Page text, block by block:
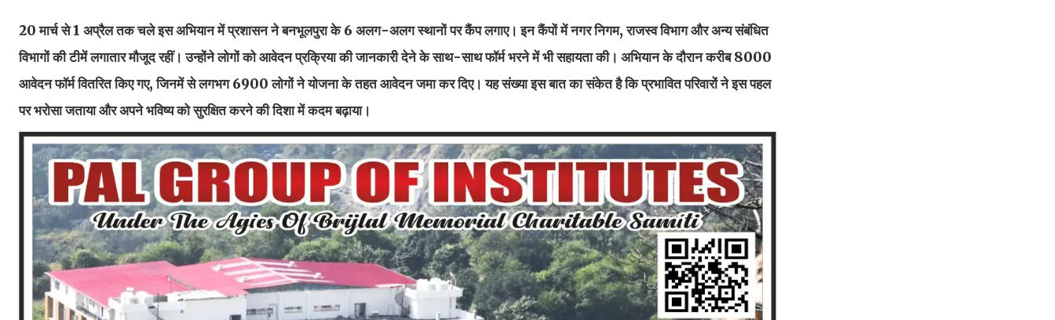
20 मार्च से 1 अप्रैल तक चले इस अभियान में प्रशासन ने बनभूलपुरा के 6 अलग-अलग स्थानों पर कैंप लगाए। इन कैंपों में नगर निगम, राजस्व विभाग और अन्य संबंधित
विभागों की टीमें लगातार मौजूद रहीं। उन्होंने लोगों को आवेदन प्रक्रिया की जानकारी देने के साथ-साथ फॉर्म भरने में भी सहायता की। अभियान के दौरान करीब 8000
आवेदन फॉर्म वितरित किए गए, जिनमें से लगभग 6900 लोगों ने योजना के तहत आवेदन जमा कर दिए। यह संख्या इस बात का संकेत है कि प्रभावित परिवारों ने इस पहल
पर भरोसा जताया और अपने भविष्य को सुरक्षित करने की दिशा में कदम बढ़ाया।